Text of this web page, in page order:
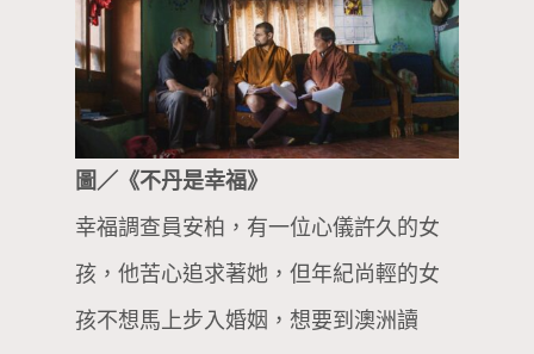
圖／《不丹是幸福》
幸福調查員安柏，有一位心儀許久的女
孩，他苦心追求著她，但年紀尚輕的女
孩不想馬上步入婚姻，想要到澳洲讀